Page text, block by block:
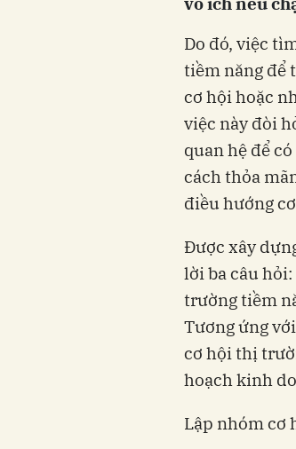
Do đó, việc
tiềm năng để
cơ hội hoặc
việc này đòi
quan hệ để
cách thỏa
điều hướng
Được xây
lời ba câu
trường tiềm
Tương ứng
cơ hội thị
hoạch kinh
Lập nhóm cơ